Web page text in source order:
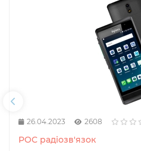
26.04.2023 2608
POC радіозв'язок